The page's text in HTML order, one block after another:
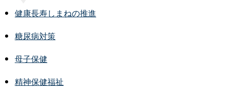
健康長寿しまねの推進
糖尿病対策
母子保健
精神保健福祉